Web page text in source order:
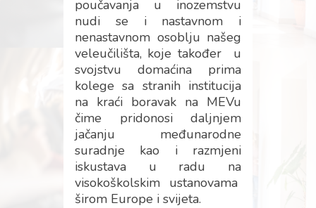
poučavanja u inozemstvu
nudi se i nastavnom i
nenastavnom osoblju našeg
veleučilišta, koje također u
svojstvu domaćina prima
kolege sa stranih institucija
na kraći boravak na MEVu
čime pridonosi daljnjem
jačanju međunarodne
suradnje kao i razmjeni
iskustava u radu na
visokoškolskim ustanovama
širom Europe i svijeta.